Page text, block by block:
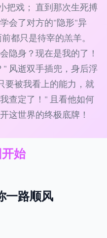
把戏； 直到那次生死搏
会了对方的"隐形"异
都只是待宰的羔羊。
隐身？现在是我的了！
风逝双手插兜，身后浮
要被我看上的能力，就
查定了！" 且看他如何
这世界的终极底牌！
始
一路顺风